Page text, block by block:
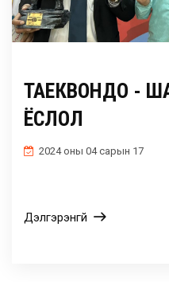
ТАЕКВОНДО -
ЁСЛОЛ
2024 оны 04 сарын 17
Дэлгэрэнгүй